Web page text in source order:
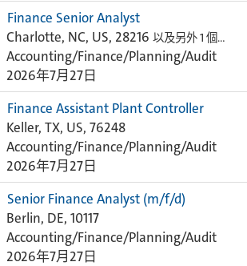
Finance Senior Analyst
Charlotte, NC, US, 28216 以及另外 1 個…
Accounting/Finance/Planning/Audit
2026年7月27日
Finance Assistant Plant Controller
Keller, TX, US, 76248
Accounting/Finance/Planning/Audit
2026年7月27日
Senior Finance Analyst (m/f/d)
Berlin, DE, 10117
Accounting/Finance/Planning/Audit
2026年7月27日